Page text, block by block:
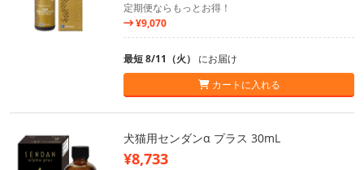
定期便ならもっとお得！
¥9,070
最短 8/11（火） にお届け
カートに入れる
犬猫用センダンα プラス 30mL
¥8,733